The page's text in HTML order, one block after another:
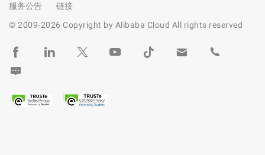
服务公告
链接
© 2009-2026 Copyright by Alibaba Cloud All rights reserved